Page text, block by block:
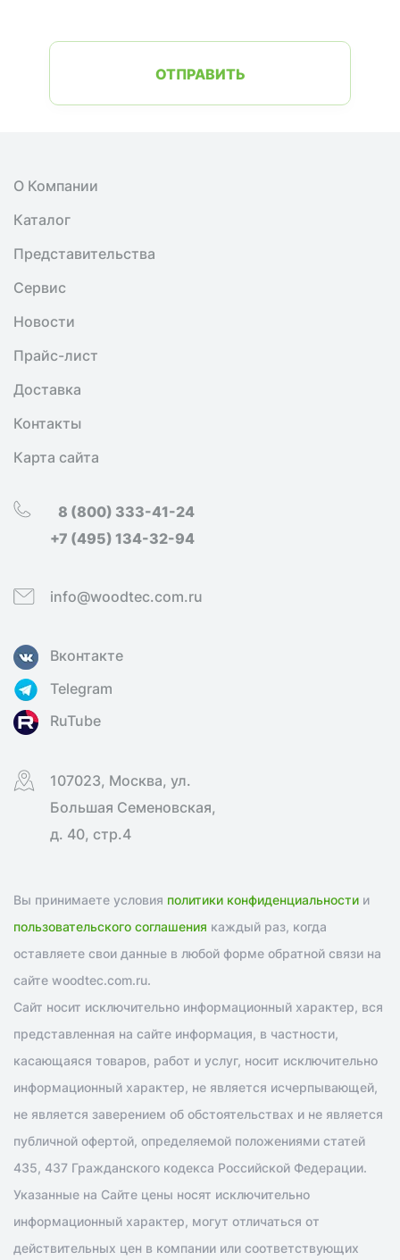
ОТПРАВИТЬ
О Компании
Каталог
Представительства
Сервис
Новости
Прайс-лист
Доставка
Контакты
Карта сайта
8 (800) 333-41-24
+7 (495) 134-32-94
info@woodtec.com.ru
Вконтакте
Telegram
RuTube
107023, Москва, ул.
Большая Семеновская,
д. 40, стр.4
Вы принимаете условия политики конфиденциальности и
пользовательского соглашения каждый раз, когда
оставляете свои данные в любой форме обратной связи на
сайте woodtec.com.ru.
Сайт носит исключительно информационный характер, вся
представленная на сайте информация, в частности,
касающаяся товаров, работ и услуг, носит исключительно
информационный характер, не является исчерпывающей,
не является заверением об обстоятельствах и не является
публичной офертой, определяемой положениями статей
435, 437 Гражданского кодекса Российской Федерации.
Указанные на Сайте цены носят исключительно
информационный характер, могут отличаться от
действительных цен в компании или соответствующих